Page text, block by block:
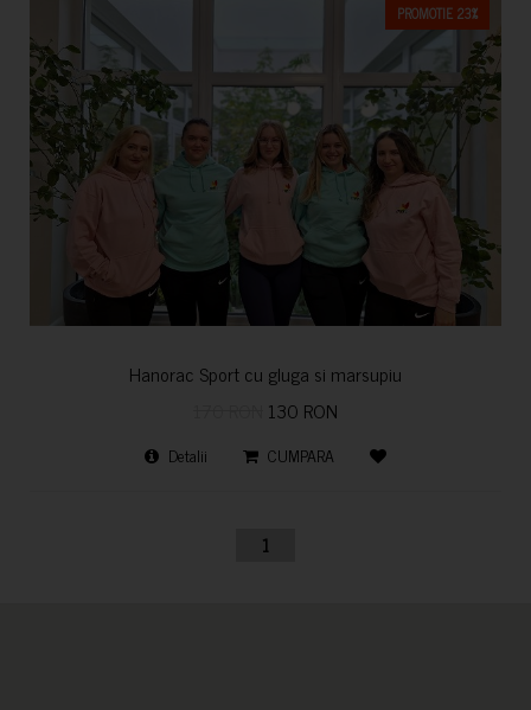
PROMOTIE 23%
Hanorac Sport cu gluga si marsupiu
130 RON
Detalii CUMPARA
1